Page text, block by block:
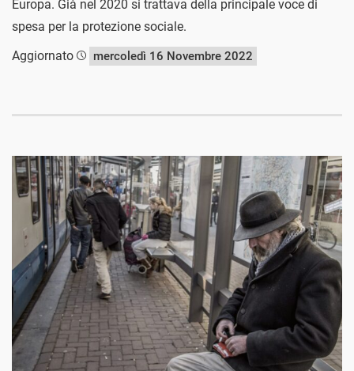
Europa. Già nel 2020 si trattava della principale voce di
spesa per la protezione sociale.
Aggiornato
mercoledì 16 Novembre 2022